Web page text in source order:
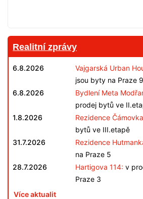
Realitní zprávy
6.8.2026 Vajgarská Urban
jsou byty na Praze 9
6.8.2026
Bydlení Meta
prodej bytů ve
1.8.2026
Rezidence
bytů ve III.etapě
31.7.2026
Rezidence
na Praze 5
28.7.2026
Hartigova 114: v
Praze 3
Více aktualit